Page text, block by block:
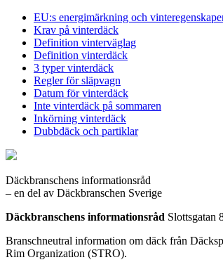
EU:s energimärkning och
Krav på vinterdäck
Definition vinterväglag
Definition vinterdäck
3 typer vinterdäck
Regler för släpvagn
Datum för vinterdäck
Inte vinterdäck på sommaren
Inkörning vinterdäck
Dubbdäck och partiklar
Däckbranschens informationsråd
– en del av Däckbranschen Sverige
Däckbranschens informationsråd Slottsgatan
Branschneutral information om däck från
Rim Organization (STRO).